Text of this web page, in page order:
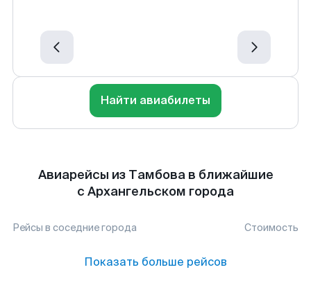
Найти авиабилеты
Авиарейсы из Тамбова в ближайшие
с Архангельском города
Рейсы в соседние города Стоимость
Показать больше рейсов